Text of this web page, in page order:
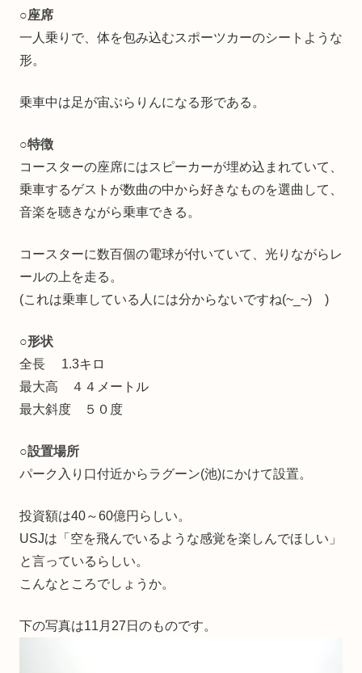
○座席
一人乗りで、体を包み込むスポーツカーのシートような
形。
乗車中は足が宙ぶらりんになる形である。
○特徴
コースターの座席にはスピーカーが埋め込まれていて、
乗車するゲストが数曲の中から好きなものを選曲して、
音楽を聴きながら乗車できる。
コースターに数百個の電球が付いていて、光りながらレ
ールの上を走る。
(これは乗車している人には分からないですね(~_~) )
○形状
全長 1.3キロ
最大高 ４４メートル
最大斜度 ５０度
○設置場所
パーク入り口付近からラグーン(池)にかけて設置。
投資額は40～60億円らしい。
USJは「空を飛んでいるような感覚を楽しんでほしい」
と言っているらしい。
こんなところでしょうか。
下の写真は11月27日のものです。